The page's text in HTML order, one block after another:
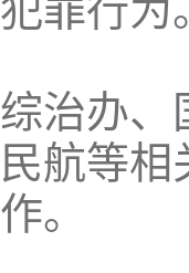
犯罪行为
综治办、
民航等
作。